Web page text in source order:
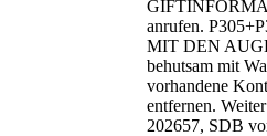
anrufen.
MIT DEN
behutsam mit
vorhandene
entfernen.
202657, SDB